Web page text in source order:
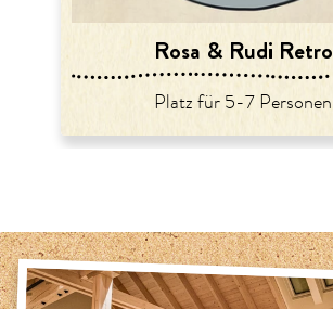
Rosa & Rudi Retro
Platz für 5-7 Personen